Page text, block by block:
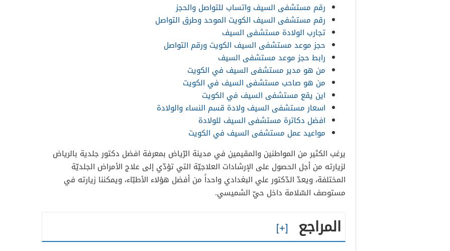
رقم مستشفى السيف واتساب للتواصل والحجز
رقم مستشفى السيف الكويت الموحد وطرق التواصل
تجارب الولادة مستشفى السيف
حجز موعد مستشفى السيف الكويت ورقم التواصل
رابط حجز موعد مستشفى السيف
من هو مدير مستشفى السيف في الكويت
من هو صاحب مستشفى السيف في الكويت
اين يقع مستشفى السيف في الكويت
اسعار مستشفى السيف ولادة قسم النساء والولادة
افضل دكاترة مستشفى السيف للولادة
مواعيد عمل مستشفى السيف في الكويت
يرغب الكثير من المواطنين والمقيمين في مدينة الرّياض بمعرفة افضل دكتور جلدية بالرياض
لزيارته من أجل الحصول على الإرشادات العلاجيّة التي تؤدّي إلى علاج الأمراض الجلديّة
المختلفة، ويعدّ الدّكتور علي البغدادي واحداً من أفضل هؤلاء الأطبّاء، ويمكننا زيارته في
مستوصف السّلامة داخل حيّ الشميسي.
المراجع